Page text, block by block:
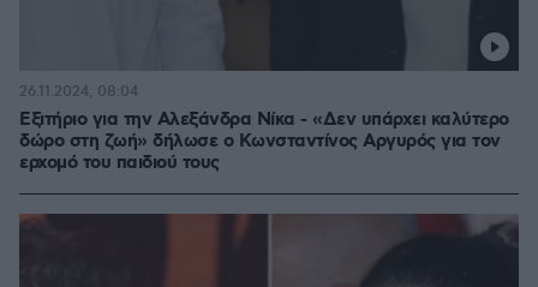
Eξιτήριο για την Αλεξάνδρα Νίκα - «Δεν υπάρχει καλύτερο
δώρο στη ζωή» δήλωσε ο Κωνσταντίνος Αργυρός για τον
ερχομό του παιδιού τους
26.11.2024, 08:04